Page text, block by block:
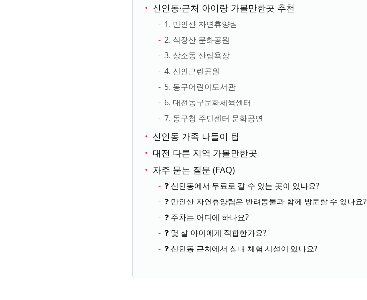
신인동·근처 아이랑 가볼만한곳 추천
1. 만인산 자연휴양림
2. 식장산 문화공원
3. 상소동 산림욕장
4. 신인근린공원
5. 동구어린이도서관
6. 대전동구문화체육센터
7. 동구청 주민센터 문화공연
신인동 가족 나들이 팁
대전 다른 지역 가볼만한곳
자주 묻는 질문 (FAQ)
❓ 신인동에서 무료로 갈 수 있는 곳이 있나요?
❓ 만인산 자연휴양림은 반려동물과 함께 방문할 수 있나요?
❓ 주차는 어디에 하나요?
❓ 몇 살 아이에게 적합한가요?
❓ 신인동 근처에서 실내 체험 시설이 있나요?